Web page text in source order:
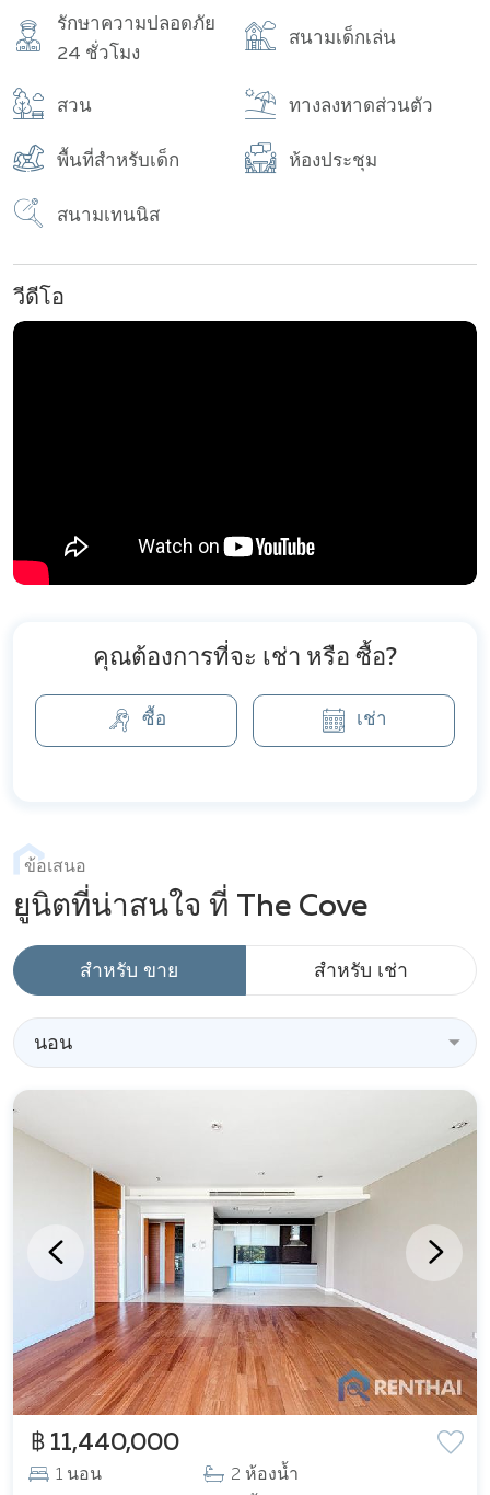
รักษาความปลอดภัย
24 ชั่วโมง
สนามเด็กเล่น
สวน ทางลงหาดส่วนตัว
พื้นที่สำหรับเด็ก ห้องประชุม
สนามเทนนิส
วีดีโอ
คุณต้องการที่จะ เช่า หรือ ซื้อ?
ซื้อ เช่า
ข้อเสนอ
ยูนิตที่น่าสนใจ ที่ The Cove
สำหรับ ขาย สำหรับ เช่า
นอน
฿ 11,440,000
1 นอน 2 ห้องน้ำ